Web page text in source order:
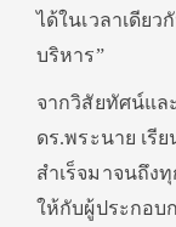
ได้ในเวลาเดีย
บริหาร”
จากวิสัยทัศน์แ
ดร.พระนาย เรี
สำเร็จมาจนถึง
ให้กับผู้ประกอบ